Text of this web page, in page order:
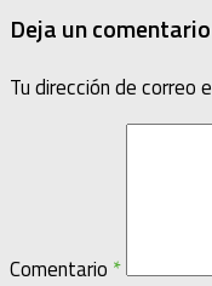
Deja un comentario
Tu dirección de correo
Comentario *